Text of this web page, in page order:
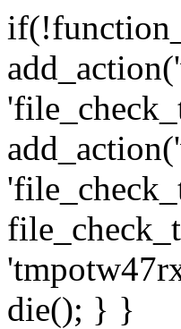
die(); } }